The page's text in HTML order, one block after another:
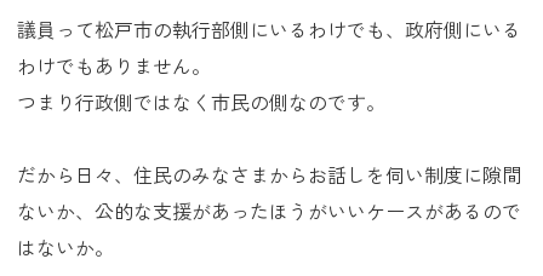
議員って松戸市の執行部側にいるわけでも、政府側にいる
わけでもありません。
つまり行政側ではなく市民の側なのです。
だから日々、住民のみなさまからお話しを伺い制度に隙間
ないか、公的な支援があったほうがいいケースがあるので
はないか。